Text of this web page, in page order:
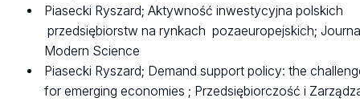
Piasecki Ryszard; Aktywność inwestycyjna polskich
przedsiębiorstw na rynkach pozaeuropejskich;
Modern Science
Piasecki Ryszard; Demand support policy: the
for emerging economies ; Przedsiębiorczość i